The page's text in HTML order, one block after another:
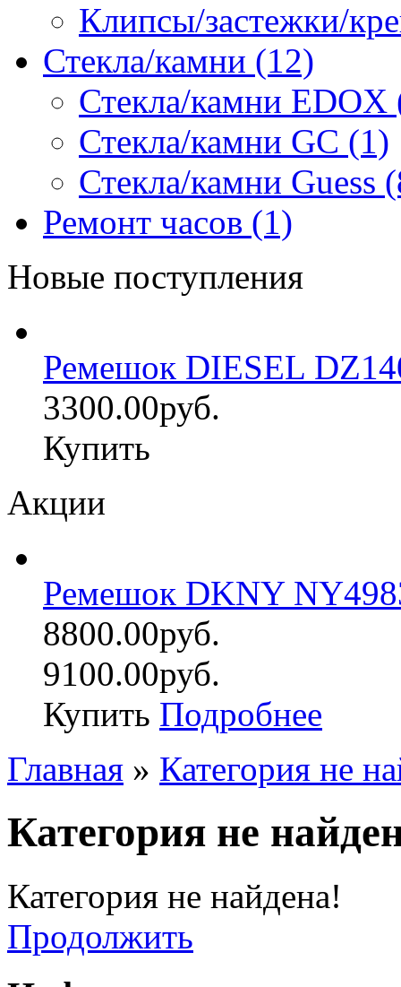
Клипсы/застежки/
Стекла/камни (12)
Стекла/камни EDOX
Стекла/камни GC (1)
Стекла/камни Guess
Ремонт часов (1)
Новые поступления
Ремешок DIESEL
3300.00руб.
Купить
Акции
Ремешок DKNY
8800.00руб.
9100.00руб.
Купить Подробнее
Главная » Категория не
Категория не
Категория не найдена!
Продолжить